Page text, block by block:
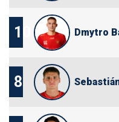
10 Dmytro
8